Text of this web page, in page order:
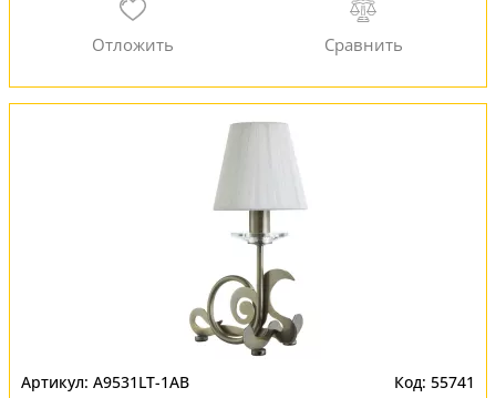
A9531LT-1AB 55741